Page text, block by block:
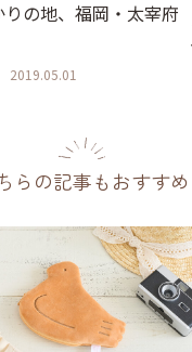
の地、福岡・太宰府
2019.05.01
らの記事もおすすめ